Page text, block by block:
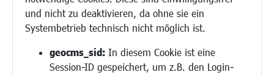
und nicht zu deaktivieren, da ohne sie ein
Systembetrieb technisch nicht möglich ist.
geocms_sid: In diesem Cookie ist eine
Session-ID gespeichert, um z.B. den Login-
Ukrainehilfe
Hilfe für Geflüchtete
Religion
Bauen/Umwelt/Mobilität